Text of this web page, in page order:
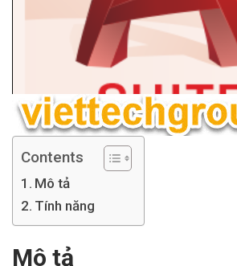
Contents
Mô tả
Tính năng
Mô tả